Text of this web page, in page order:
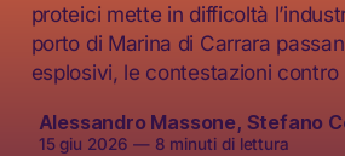
proteici mette in difficoltà
porto di Marina di Carrara
esplosivi, le contestazioni contro
Alessandro Massone, Stefano
15 giu 2026 —8 minuti di lettura